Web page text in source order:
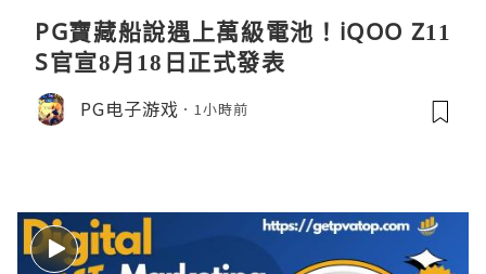
PG寶藏船說遇上萬級電池！iQOO Z11
S官宣8月18日正式發表
PG电子游戏 1小時前